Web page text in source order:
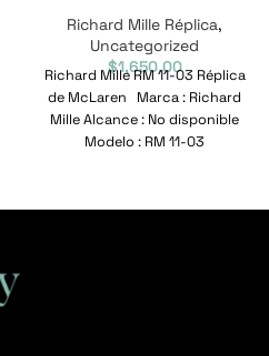
Richard Mille Réplica,
Uncategorized
$1,650.00
Richard Mille RM 11-03 Réplica
de McLaren Marca : Richard
Mille Alcance : No disponible
Modelo : RM 11-03